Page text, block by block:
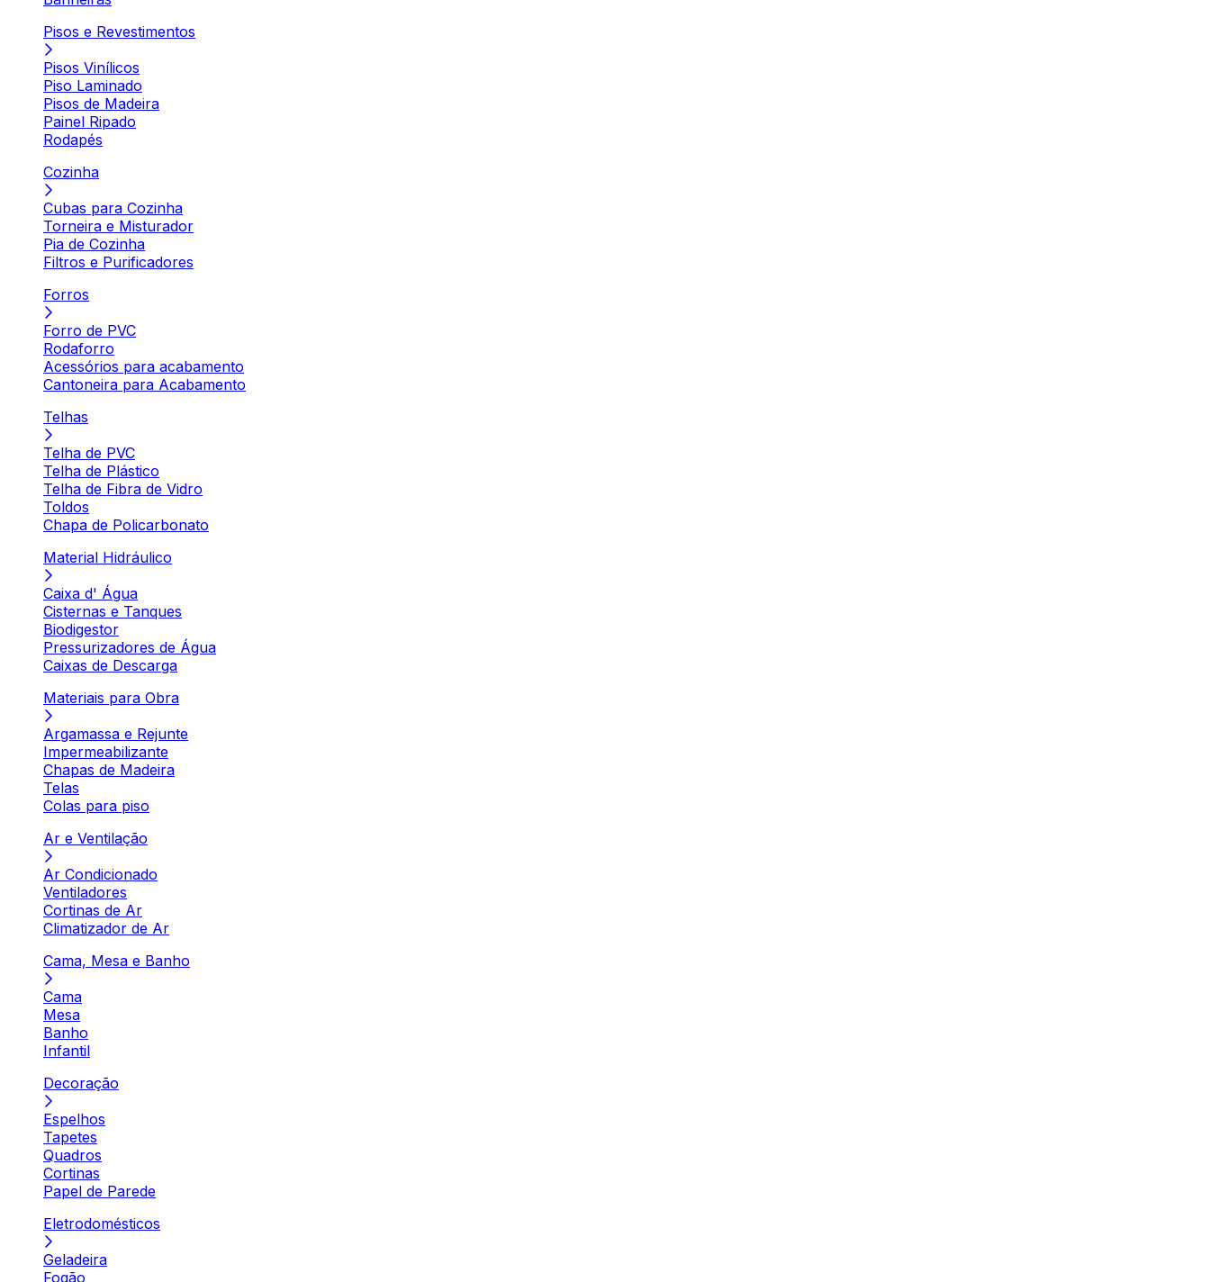
Pisos e Revestimentos
Pisos Vinílicos
Piso Laminado
Pisos de Madeira
Painel Ripado
Rodapés
Cozinha
Cubas para Cozinha
Torneira e Misturador
Pia de Cozinha
Filtros e Purificadores
Forros
Forro de PVC
Rodaforro
Acessórios para acabamento
Cantoneira para Acabamento
Telhas
Telha de PVC
Telha de Plástico
Telha de Fibra de Vidro
Toldos
Chapa de Policarbonato
Material Hidráulico
Caixa d' Água
Cisternas e Tanques
Biodigestor
Pressurizadores de Água
Caixas de Descarga
Materiais para Obra
Argamassa e Rejunte
Impermeabilizante
Chapas de Madeira
Telas
Colas para piso
Ar e Ventilação
Ar Condicionado
Ventiladores
Cortinas de Ar
Climatizador de Ar
Cama, Mesa e Banho
Cama
Mesa
Banho
Infantil
Decoração
Espelhos
Tapetes
Quadros
Cortinas
Papel de Parede
Eletrodomésticos
Geladeira
Fogão